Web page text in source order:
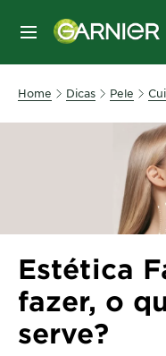
MENU
Home Dicas Pele
Estética
fazer, o
serve?